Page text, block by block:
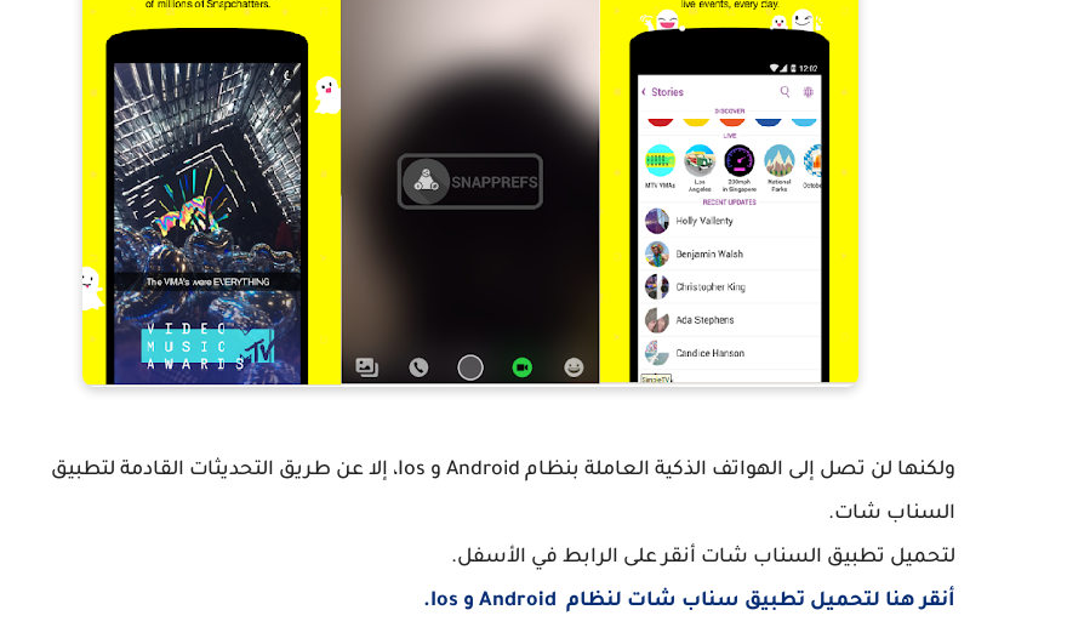
ولكنها لن تصل إلى الهواتف الذكية العاملة بنظام Android و Ios، إلا عن طريق التحديثات القادمة لتطبيق
السناب شات.
لتحميل تطبيق السناب شات أنقر على الرابط في الأسفل.
أنقر هنا لتحميل تطبيق سناب شات لنظام Android و Ios.